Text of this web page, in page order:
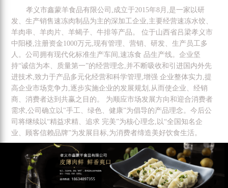
孝义市鑫蒙羊食品有限公司,成立于2015年8月,是一家以研
发、生产销售速冻肉制品为主的深加工企业,主要经营速冻水饺、
羊肉串、羊肉片、羊蝎子、牛排等产品。 位于山西省吕梁孝义市
中阳楼,注册资金1000万元,现有管理、营销、研发、生产员工多
人。公司拥有现代化标准生产车间,速冻食 品生产线。企业坚
持“诚信为本、质量第一”的经营理念,并不断吸收和引进国内外先
进技术,致力于产品多元化经营和科学管理,增强 企业整体实力,提
高企业市场竞争力,逐步实施企业的发展规划,从而使企业、经销
商、消费者达到共赢之目的。 为顺应市场发展方向和迎合消费者
需求,公司确立以"手工、绿色、健康”为倡导的产品理念。今后公
司将继续以“精益求精、追求 完美”为核心理念,以“全国知名企
业、顾客信赖品牌”为发展目标,为消费者缔造美好饮食生活。